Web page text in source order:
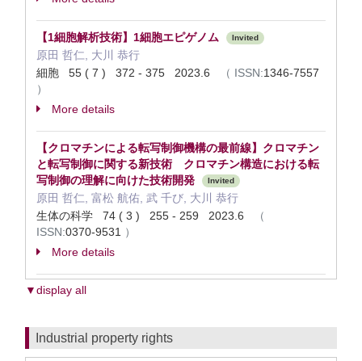
【1細胞解析技術】1細胞エピゲノム Invited
原田 哲仁, 大川 恭行
細胞 55 ( 7 ) 372 - 375 2023.6
（ ISSN:1346-7557
）
More details
【クロマチンによる転写制御機構の最前線】クロマチン
と転写制御に関する新技術 クロマチン構造における転
写制御の理解に向けた技術開発
Invited
原田 哲仁, 富松 航佑, 武 千び, 大川 恭行
生体の科学 74 ( 3 ) 255 - 259 2023.6
（
ISSN:0370-9531 ）
More details
▼display all
Industrial property rights